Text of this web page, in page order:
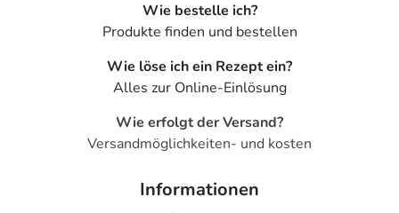
Wie bestelle ich?
Produkte finden und bestellen
Wie löse ich ein Rezept ein?
Alles zur Online-Einlösung
Wie erfolgt der Versand?
Versandmöglichkeiten- und kosten
Informationen